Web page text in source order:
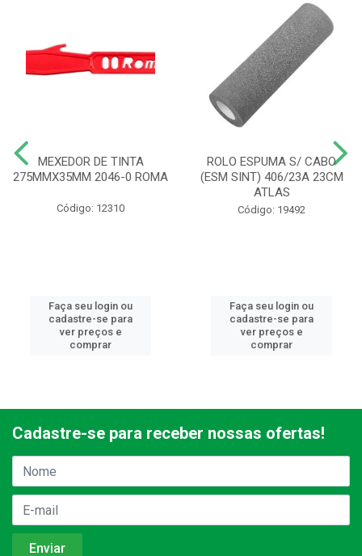
MEXEDOR DE TINTA
275MMX35MM 2046-0 ROMA
Código: 12310
Faça seu login ou
cadastre-se para
ver preços e
comprar
ROLO ESPUMA S/ CABO
(ESM SINT) 406/23A 23CM
ATLAS
Código: 19492
Faça seu login ou
cadastre-se para
ver preços e
comprar
Cadastre-se para receber nossas ofertas!